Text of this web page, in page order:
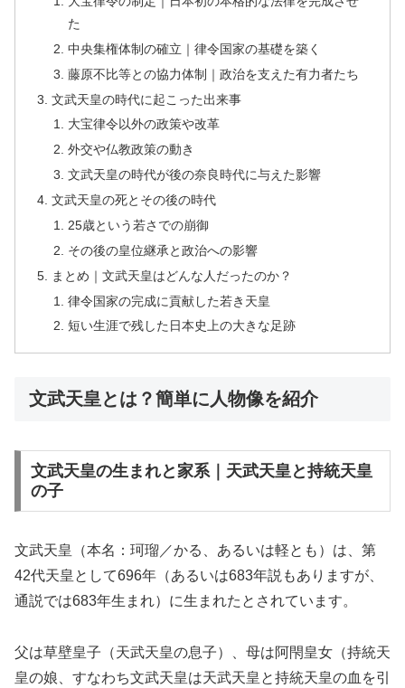
た
中央集権体制の確立｜律令国家の基礎を築く
藤原不比等との協力体制｜政治を支えた有力者たち
文武天皇の時代に起こった出来事
大宝律令以外の政策や改革
外交や仏教政策の動き
文武天皇の時代が後の奈良時代に与えた影響
文武天皇の死とその後の時代
25歳という若さでの崩御
その後の皇位継承と政治への影響
まとめ｜文武天皇はどんな人だったのか？
律令国家の完成に貢献した若き天皇
短い生涯で残した日本史上の大きな足跡
文武天皇とは？簡単に人物像を紹介
文武天皇の生まれと家系｜天武天皇と持統天皇
の子
文武天皇（本名：珂瑠／かる、あるいは軽とも）は、第
42代天皇として696年（あるいは683年説もありますが、
通説では683年生まれ）に生まれたとされています。
父は草壁皇子（天武天皇の息子）、母は阿閇皇女（持統天
皇の娘、すなわち文武天皇は天武天皇と持統天皇の血を引